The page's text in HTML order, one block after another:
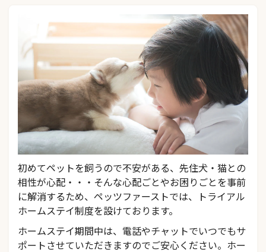
初めてペットを飼うので不安がある、先住犬・猫との
相性が心配・・・そんな心配ごとやお困りごとを事前
に解消するため、ペッツファーストでは、トライアル
ホームステイ制度を設けております。
ホームステイ期間中は、電話やチャットでいつでもサ
ポートさせていただきますのでご安心ください。ホー